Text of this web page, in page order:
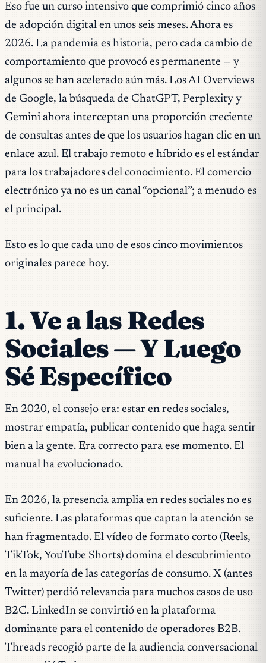
Eso fue un curso intensivo que comprimió cinco años
de adopción digital en unos seis meses. Ahora es
2026. La pandemia es historia, pero cada cambio de
comportamiento que provocó es permanente — y
algunos se han acelerado aún más. Los AI Overviews
de Google, la búsqueda de ChatGPT, Perplexity y
Gemini ahora interceptan una proporción creciente
de consultas antes de que los usuarios hagan clic en un
enlace azul. El trabajo remoto e híbrido es el estándar
para los trabajadores del conocimiento. El comercio
electrónico ya no es un canal “opcional”; a menudo es
el principal.
Esto es lo que cada uno de esos cinco movimientos
originales parece hoy.
1. Ve a las Redes
Sociales — Y Luego
Sé Específico
En 2020, el consejo era: estar en redes sociales,
mostrar empatía, publicar contenido que haga sentir
bien a la gente. Era correcto para ese momento. El
manual ha evolucionado.
En 2026, la presencia amplia en redes sociales no es
suficiente. Las plataformas que captan la atención se
han fragmentado. El vídeo de formato corto (Reels,
TikTok, YouTube Shorts) domina el descubrimiento
en la mayoría de las categorías de consumo. X (antes
Twitter) perdió relevancia para muchos casos de uso
B2C. LinkedIn se convirtió en la plataforma
dominante para el contenido de operadores B2B.
Threads recogió parte de la audiencia conversacional